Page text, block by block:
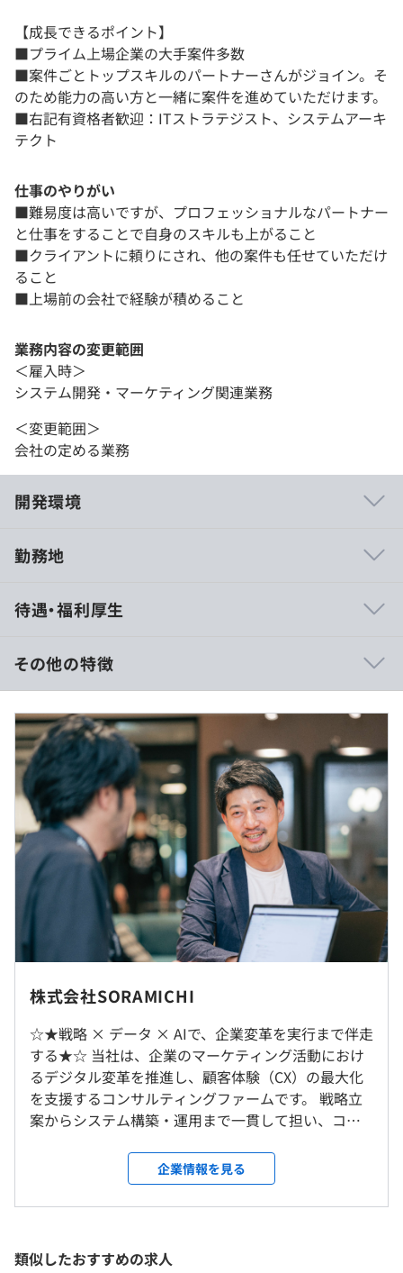
【成長できるポイント】
■プライム上場企業の大手案件多数
■案件ごとトップスキルのパートナーさんがジョイン。そ
のため能力の高い方と一緒に案件を進めていただけます。
■右記有資格者歓迎：ITストラテジスト、システムアーキ
テクト
仕事のやりがい
■難易度は高いですが、プロフェッショナルなパートナー
と仕事をすることで自身のスキルも上がること
■クライアントに頼りにされ、他の案件も任せていただけ
ること
■上場前の会社で経験が積めること
業務内容の変更範囲
＜雇入時＞
システム開発・マーケティング関連業務
＜変更範囲＞
会社の定める業務
開発環境
ル、プロトタイピング
AWS CloudFormation、Amazon ECS、Zabbix
Treasure Data CDP、BigQuery、Amazon Redshift
勤務地
※原則週3出社、週2リモートのハイブリッドワークとな
ります。
就業場所の変更範囲
＜雇入時＞
東京本社、および自宅
＜変更範囲＞
待遇・福利厚生
【給与】
※採用時グレードにより決定
想定年収：805万円～1,120万円（※月給12か月分＋賞与1
か月分程度を含む）
賃金形態：月給制（固定残業代含む）
・総額：61万円～86万円程度（※ボーナス除く）
・基本給：49万円～69万円程度
・固定残業代：12万円～16万円程度
※時間外労働の有無に関わらず、30時間分の固定残業代
を手当として支給
※超過勤務手当：超過勤務手当を追加で支給
※年2回の査定あり
年2回（6月・12月）
会社業績および個人のパフォーマンスに連動して変動
年間で「月給総額1か月程度」を目安に支給（夏0.5か月／
冬0.5か月）
は年収提示額を保証するものではありません）
■フレックスタイム制
その他の特徴
株式会社SORAMICHI
☆★戦略 × データ × AIで、企業変革を実行まで伴走
する★☆ 当社は、企業のマーケティング活動におけ
るデジタル変革を推進し、顧客体験（CX）の最大化
を支援するコンサルティングファームです。 戦略立
案からシステム構築・運用まで一貫して担い、コン
備、システム開発・保守、データ分析に加え、デジ
タル広告の戦略設計から運用改善、効果検証までを
ワンストップで提供しています。 単なるコンサルテ
合した実装・運用・改善まで責任を持って取り組
企業情報を見る
類似したおすすめの求人